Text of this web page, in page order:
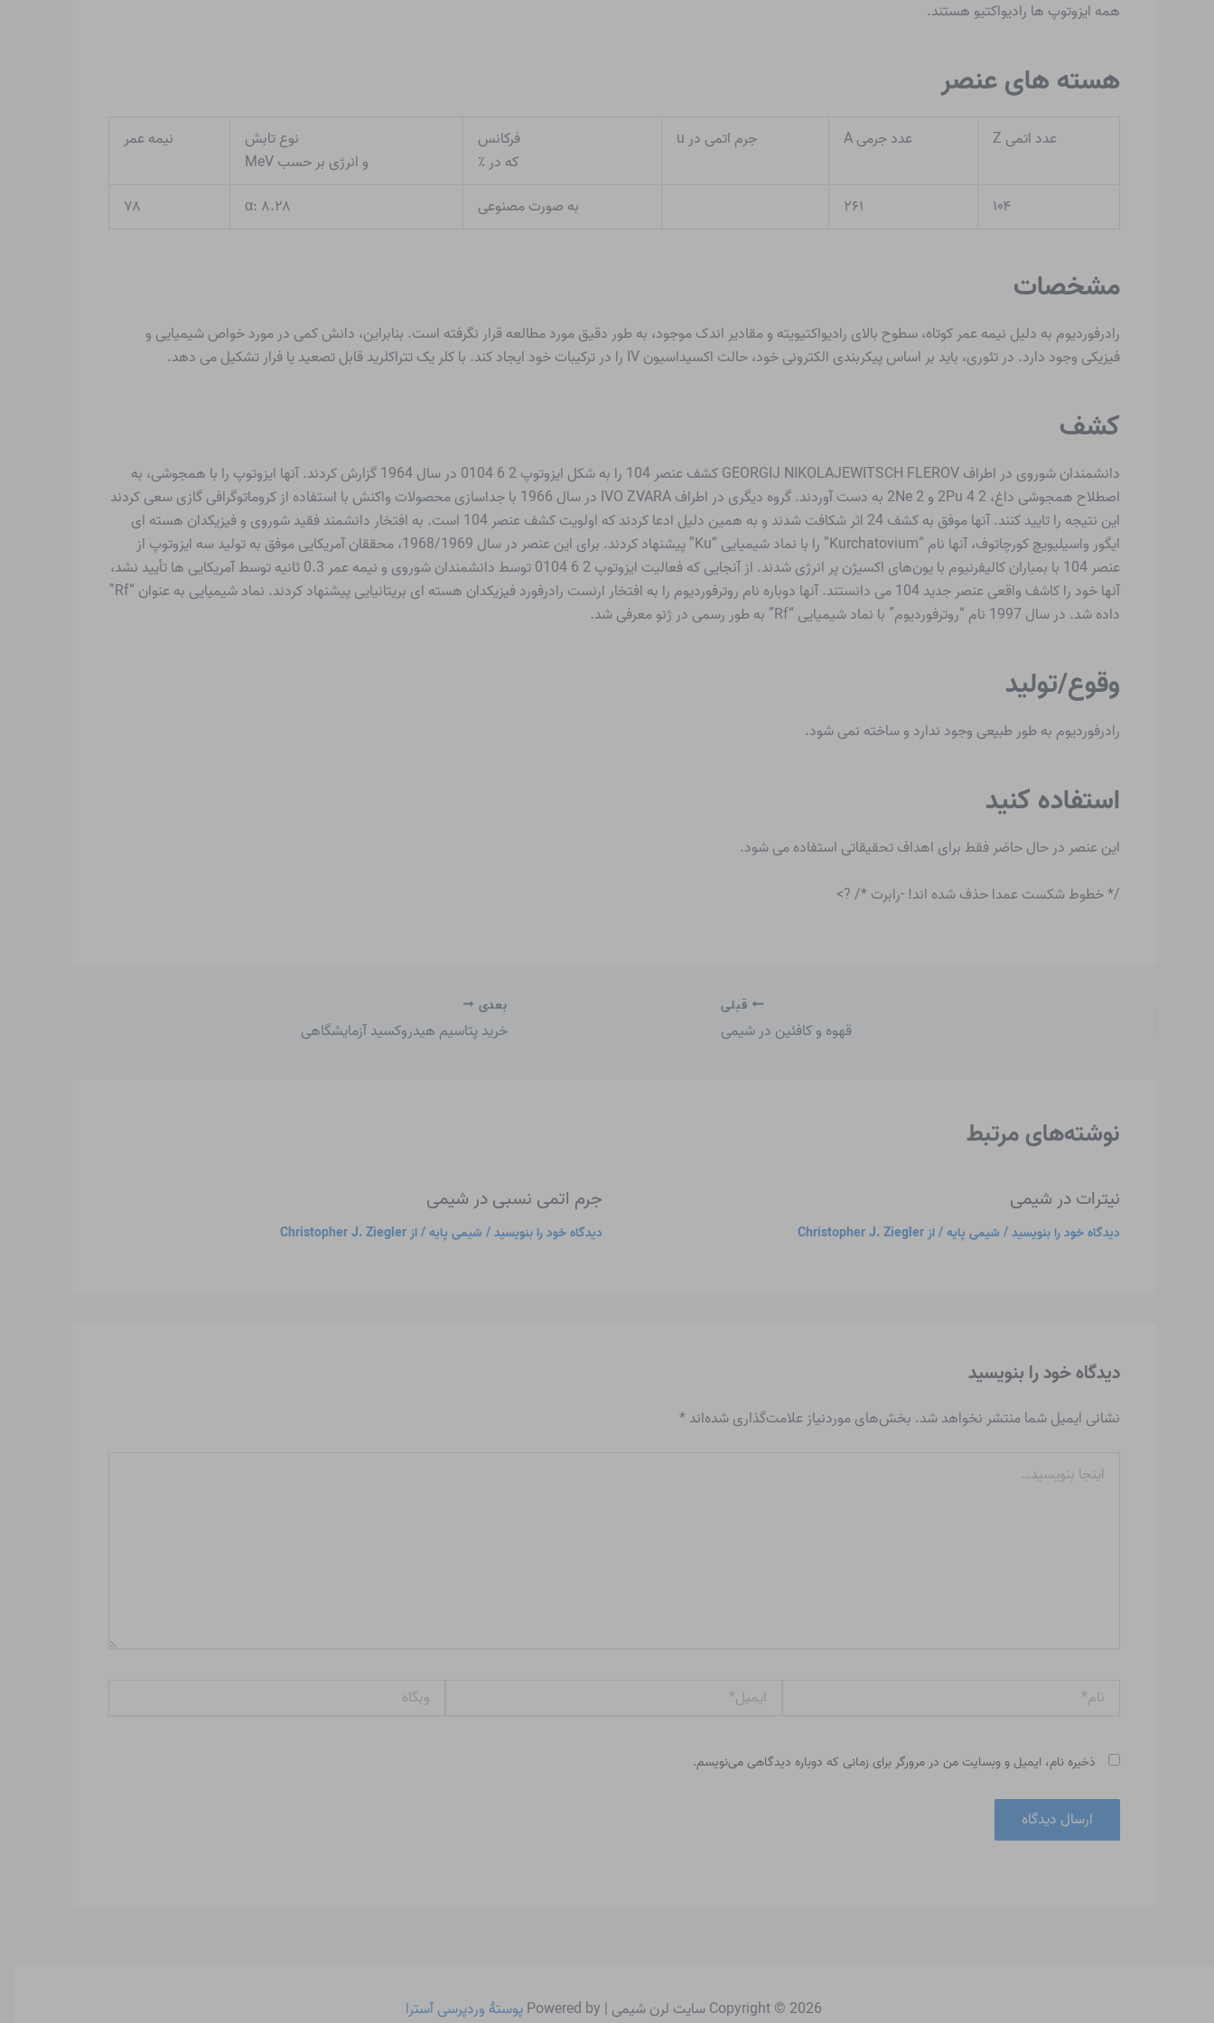
همه ایزوتوپ ها رادیواکتیو هستند.
هسته های عنصر
عدد اتمی Z عدد جرمی A جرم اتمی در u
فرکانس
که در ٪
نوع تابش
و انرژی بر حسب MeV
نیمه عمر
۱۰۴ ۲۶۱ به صورت مصنوعی α: ۸.۲۸ ۷۸
مشخصات
رادرفوردیوم به دلیل نیمه عمر کوتاه، سطوح بالای رادیواکتیویته و مقادیر اندک موجود، به طور دقیق مورد مطالعه قرار نگرفته است. بنابراین، دانش کمی در مورد خواص شیمیایی و
فیزیکی وجود دارد. در تئوری، باید بر اساس پیکربندی الکترونی خود، حالت اکسیداسیون IV را در ترکیبات خود ایجاد کند. با کلر یک تتراکلرید قابل تصعید یا فرار تشکیل می دهد.
کشف
دانشمندان شوروی در اطراف GEORGIJ NIKOLAJEWITSCH FLEROV کشف عنصر 104 را به شکل ایزوتوپ 2 6 0104 در سال 1964 گزارش کردند. آنها ایزوتوپ را با همجوشی، به
اصطلاح همجوشی داغ، 2 4 2Pu و 2 2Ne به دست آوردند. گروه دیگری در اطراف IVO ZVARA در سال 1966 با جداسازی محصولات واکنش با استفاده از کروماتوگرافی گازی سعی کردند
این نتیجه را تایید کنند. آنها موفق به کشف 24 اثر شکافت شدند و به همین دلیل ادعا کردند که اولویت کشف عنصر 104 است. به افتخار دانشمند فقید شوروی و فیزیکدان هسته ای
ایگور واسیلیویچ کورچاتوف، آنها نام “Kurchatovium” را با نماد شیمیایی “Ku” پیشنهاد کردند. برای این عنصر در سال 1968/1969، محققان آمریکایی موفق به تولید سه ایزوتوپ از
عنصر 104 با بمباران کالیفرنیوم با یون‌های اکسیژن پر انرژی شدند. از آنجایی که فعالیت ایزوتوپ 2 6 0104 توسط دانشمندان شوروی و نیمه عمر 0.3 ثانیه توسط آمریکایی ها تأیید نشد،
آنها خود را کاشف واقعی عنصر جدید 104 می دانستند. آنها دوباره نام روترفوردیوم را به افتخار ارنست رادرفورد فیزیکدان هسته ای بریتانیایی پیشنهاد کردند. نماد شیمیایی به عنوان “Rf”
داده شد. در سال 1997 نام “روترفوردیوم” با نماد شیمیایی “Rf” به طور رسمی در ژنو معرفی شد.
وقوع/تولید
رادرفوردیوم به طور طبیعی وجود ندارد و ساخته نمی شود.
استفاده کنید
این عنصر در حال حاضر فقط برای اهداف تحقیقاتی استفاده می شود.
/* خطوط شکست عمدا حذف شده اند! -رابرت */ ?>
قبلی
قهوه و کافئین در شیمی
بعدی
خرید پتاسیم هیدروکسید آزمایشگاهی
نوشته‌های مرتبط
نیترات در شیمی
دیدگاه‌ خود را بنویسید/ شیمی پایه/ ازChristopher J. Ziegler
جرم اتمی نسبی در شیمی
دیدگاه‌ خود را بنویسید/ شیمی پایه/ ازChristopher J. Ziegler
دیدگاه‌ خود را بنویسید
نشانی ایمیل شما منتشر نخواهد شد. بخش‌های موردنیاز علامت‌گذاری شده‌اند*
بنویسید…
ایمیل*
ذخیره نام، ایمیل و وبسایت من در مرورگر برای زمانی که دوباره دیدگاهی می‌نویسم.
Copyright © 2026 سایت لرن شیمی | Powered by پوستهٔ وردپرسی آسترا